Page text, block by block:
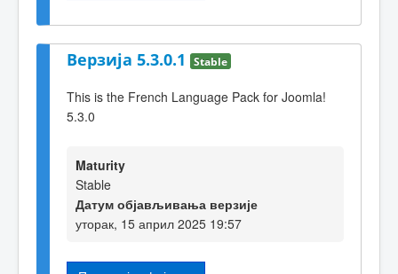
Верзија 5.3.0.1 Stable
This is the French Language Pack for Joomla!
5.3.0
Maturity
Stable
Датум објављивања верзије
уторак, 15 април 2025 19:57